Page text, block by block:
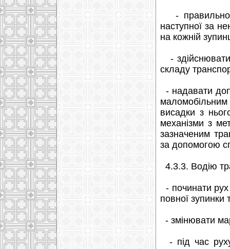
- правильно
наступної за
на кожній
-
складу
- надавати
маломобільним
висадки з
механізми з
зазначеним
за допомогою
4.3.3. Водію
- починати
повної зупинки
- змінювати
- під час